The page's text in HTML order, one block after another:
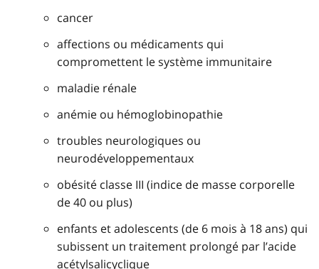
cancer
affections ou médicaments qui
compromettent le système immunitaire
maladie rénale
anémie ou hémoglobinopathie
troubles neurologiques ou
neurodéveloppementaux
obésité classe III (indice de masse corporelle
de 40 ou plus)
enfants et adolescents (de 6 mois à 18 ans) qui
subissent un traitement prolongé par l’acide
acétylsalicyclique